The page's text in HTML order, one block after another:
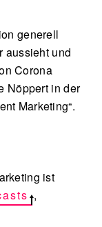
generell
aussieht und
Corona
Nöppert in der
Marketing“.
ist
,